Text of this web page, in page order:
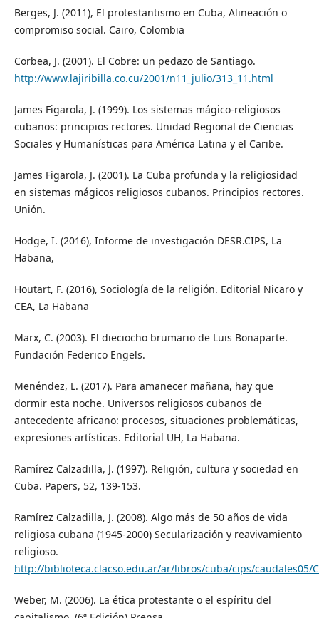
Berges, J. (2011), El protestantismo en Cuba, Alineación o
compromiso social. Cairo, Colombia
Corbea, J. (2001). El Cobre: un pedazo de Santiago.
http://www.lajiribilla.co.cu/2001/n11_julio/313_11.html
James Figarola, J. (1999). Los sistemas mágico-religiosos
cubanos: principios rectores. Unidad Regional de Ciencias
Sociales y Humanísticas para América Latina y el Caribe.
James Figarola, J. (2001). La Cuba profunda y la religiosidad
en sistemas mágicos religiosos cubanos. Principios rectores.
Unión.
Hodge, I. (2016), Informe de investigación DESR.CIPS, La
Habana,
Houtart, F. (2016), Sociología de la religión. Editorial Nicaro y
CEA, La Habana
Marx, C. (2003). El dieciocho brumario de Luis Bonaparte.
Fundación Federico Engels.
Menéndez, L. (2017). Para amanecer mañana, hay que
dormir esta noche. Universos religiosos cubanos de
antecedente africano: procesos, situaciones problemáticas,
expresiones artísticas. Editorial UH, La Habana.
Ramírez Calzadilla, J. (1997). Religión, cultura y sociedad en
Cuba. Papers, 52, 139-153.
Ramírez Calzadilla, J. (2008). Algo más de 50 años de vida
religiosa cubana (1945-2000) Secularización y reavivamiento
religioso.
http://biblioteca.clacso.edu.ar/ar/libros/cuba/cips/caudales05/
Weber, M. (2006). La ética protestante o el espíritu del